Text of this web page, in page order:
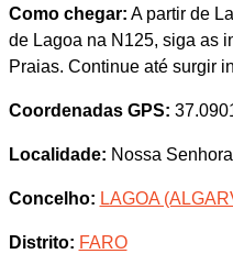
Como chegar: A partir de
de Lagoa na N125, siga as
Praias. Continue até surgir
Coordenadas GPS:
Localidade: Nossa
Concelho: LAGOA
Distrito: FARO